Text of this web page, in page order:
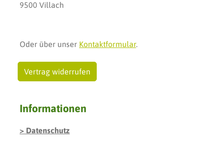
9500 Villach
Oder über unser Kontaktformular.
Vertrag widerrufen
Informationen
Datenschutz